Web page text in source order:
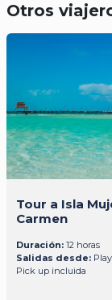
Otros
Tour a Isla
Carmen
Duración: 12 horas
Salidas desde:
Pick up incluida